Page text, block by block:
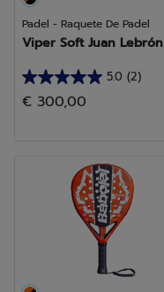
Padel - Raquete De Padel
Viper Soft Juan Lebrón
5.0 (2)
5.0
em
análises
€ 300,00